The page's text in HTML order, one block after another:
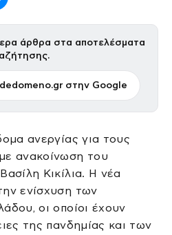
άρθρα στα αποτελέσματα
στην Google
ανεργίας για τους
ανακοίνωση του
Κικίλια. Η νέα
ενίσχυση των
οι οποίοι έχουν
της πανδημίας και των